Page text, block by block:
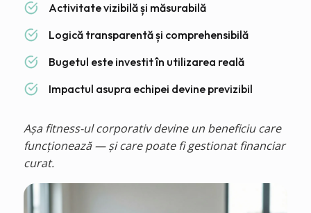
Activitate vizibilă și măsurabilă
Logică transparentă și comprehensibilă
Bugetul este investit în utilizarea reală
Impactul asupra echipei devine previzibil
Așa fitness-ul corporativ devine un beneficiu care
funcționează — și care poate fi gestionat financiar
curat.